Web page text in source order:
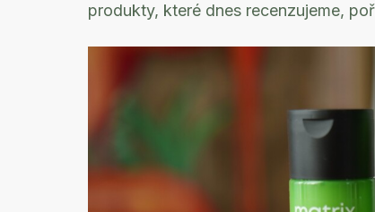
produkty, které dnes recenzujeme,